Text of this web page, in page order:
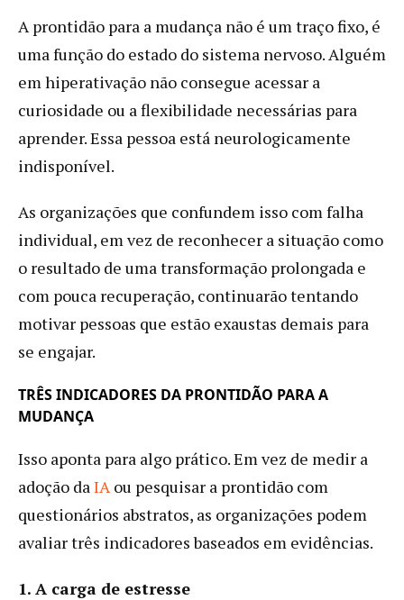
A prontidão para a mudança não é um traço fixo, é
uma função do estado do sistema nervoso. Alguém
em hiperativação não consegue acessar a
curiosidade ou a flexibilidade necessárias para
aprender. Essa pessoa está neurologicamente
indisponível.
As organizações que confundem isso com falha
individual, em vez de reconhecer a situação como
o resultado de uma transformação prolongada e
com pouca recuperação, continuarão tentando
motivar pessoas que estão exaustas demais para
se engajar.
TRÊS INDICADORES DA PRONTIDÃO PARA A
MUDANÇA
Isso aponta para algo prático. Em vez de medir a
adoção daIAou pesquisar a prontidão com
questionários abstratos, as organizações podem
avaliar três indicadores baseados em evidências.
1. A carga de estresse